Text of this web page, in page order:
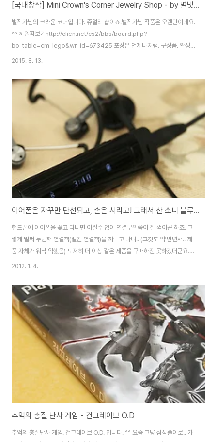
[국내창작] Mini Crown's Corner Jewelry Shop - by 별빛나는새벽
별작가님의 크라운 코너입니다. 쥬얼리 샵이죠.별작가님 작품은 오랜만이네요.
^^ ※ 원작보기http://clien.net/cs2/bbs/board.php?
bo_table=cm_lego&wr_id=673425 포장은 언제나처럼. 구성품. 완성
사진. 프리미엄 모듈러군요. ㅎㅎ 인스. 제본까지 했네요. 날이 갈수록 발전하
이 살짝 되어 있다는거죠. 유리창문 안으로 보이게 되는 보석이 매력적입니다.
요렇게요. ㅎㅎ 뚝딱 완성. 별작가님 미니 모듈러들이 항상 재미있지만..이 크라
운 코너는 그 중에서도 으뜸입니다. 만드는 내내 즐거움을 선사합니다. ^^)b 보
통 미니모듈러는 8x8 밑판을 이용하고,그 중 코너 모듈러의 경우 건물 자체는
2015. 8. 13.
이어폰은 자꾸만 단선되고, 손은 시리고! 그래서 산 소니 블루투스 MW600.
핸드폰에 이어폰을 꽂고 다니면 어쩔수 없이 연결부위쪽이 잘 꺽이곤 하죠. 그
렇게 벌써 두번째 연결잭(벨킨 연결잭)을 까먹고 나니.. (그것도 약 반년새.. 제
품 자체가 워낙 약했음) 도저히 더 이상 같은 제품을 구매하진 못하겠더군요.
더불어 너무 추운데 전화기 들고 있기도 힘들고!!! (제가 장갑을 잘 안써요. -
투스. 소니 MW600. 박스가 이렇게 생겼습니다. 저 안에 잘 포장되어 오는데
제가 본체만 뺐네요. 본체, 이어폰, 충전기, 설명서 포함입니다. 이 제품을 구매
한 가장 큰 이유는 일반 3.5파이 이어폰을 모두 사용할 수 있다는 것. 그리고 멀
티 페어링이 된다는 것 때문입니다. 전 이제 저 이어폰이 익어서 다른 제품 ..
2012. 1. 4.
추억의 총질 난사 게임 - 건그레이브 O.D
추억의 총질난사 게임. 건그레이브 O.D. 입니다. ^^ 요즘 그냥 심심풀이로.. 가